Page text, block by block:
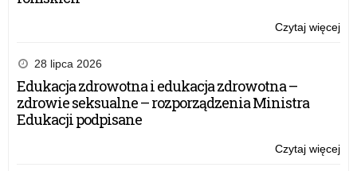
Czytaj więcej
28 lipca 2026
Edukacja zdrowotna i edukacja zdrowotna –
zdrowie seksualne – rozporządzenia Ministra
Edukacji podpisane
Czytaj więcej